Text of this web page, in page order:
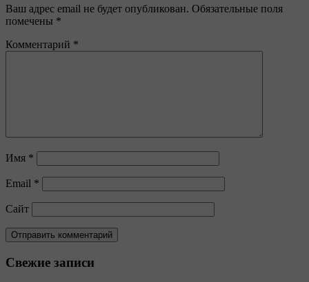
Ваш адрес email не будет опубликован. Обязательные поля
помечены *
Комментарий *
Имя *
Email *
Сайт
Свежие записи